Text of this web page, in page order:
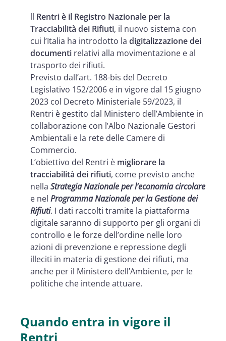
previste
Rentri cosa cambia
FIR digitale, cosa cambia e cosa
non cambia
Registro cronologico di carico e
scarico
Firma digitale FIR
Conservazione digitale a norma
per FIR e Registro carico e scarico
Sanzioni Rentri
Le soluzioni Namirial per una
corretta gestione digitale del Rentri
CHIEDI UNA CONSULENZA
NAMIRIAL
ll Rentri è il Registro Nazionale per la
Tracciabilità dei Rifiuti, il nuovo sistema con
cui l’Italia ha introdotto la digitalizzazione dei
documenti relativi alla movimentazione e al
trasporto dei rifiuti.
Previsto dall’art. 188-bis del Decreto
Legislativo 152/2006 e in vigore dal 15 giugno
2023 col Decreto Ministeriale 59/2023, il
Rentri è gestito dal Ministero dell’Ambiente in
collaborazione con l’Albo Nazionale Gestori
Ambientali e la rete delle Camere di
Commercio.
L’obiettivo del Rentri è migliorare la
tracciabilità dei rifiuti, come previsto anche
nella Strategia Nazionale per l’economia circolare
e nel Programma Nazionale per la Gestione dei
Rifiuti. I dati raccolti tramite la piattaforma
digitale saranno di supporto per gli organi di
controllo e le forze dell’ordine nelle loro
azioni di prevenzione e repressione degli
illeciti in materia di gestione dei rifiuti, ma
anche per il Ministero dell’Ambiente, per le
politiche che intende attuare.
Quando entra in vigore il
Rentri